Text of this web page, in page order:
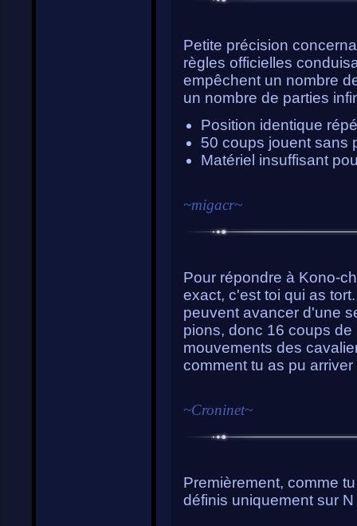
Petite précision
règles officielles
empêchent un nombre
un nombre de parties
Position identique
50 coups jouent sans
Matériel insuffisant
~migacr~
Pour répondre à Kono-
exact, c'est toi qui as
peuvent avancer d'une
pions, donc 16 coups
mouvements des
comment tu as pu
~Croninet~
Premièrement, comme
définis uniquement sur N